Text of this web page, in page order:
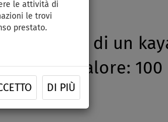
le attività di
le trovi
prestato.
DI PIÙ
l'acquisto di un
- valore: 100